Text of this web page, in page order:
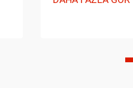
Hafif pickleball